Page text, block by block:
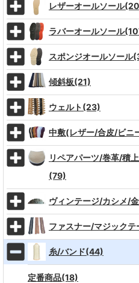
レザーオールソール
ラバーオールソール
スポンジオールソール
傾斜板(21)
ウェルト(23)
中敷(レザー/合皮/ビニ
リペアパーツ/巻革/積
(79)
ヴィンテージ/カシメ/
ファスナー/マジック
糸/バンド(44)
定番商品(18)